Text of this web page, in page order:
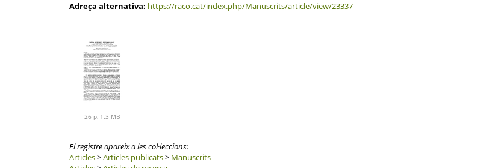
Adreça alternativa: https://raco.cat/index.php/Manuscrits/article/view/23337
26 p, 1.3 MB
El registre apareix a les col·leccions:
Articles>Articles publicats> Manuscrits